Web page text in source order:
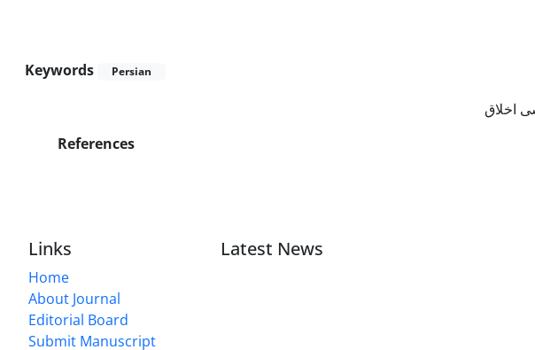
Keywords Persian
اخلاق
References
Links
Home
About Journal
Editorial Board
Submit Manuscript
Latest News